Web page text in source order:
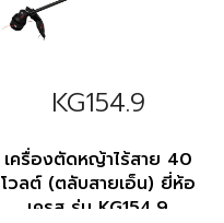
KG154.9
เครื่องตัดหญ้าไร้สาย 40
โวลต์ (ตลับสายเอ็น) ยี่ห้อ
เครส รุ่น KG154.9